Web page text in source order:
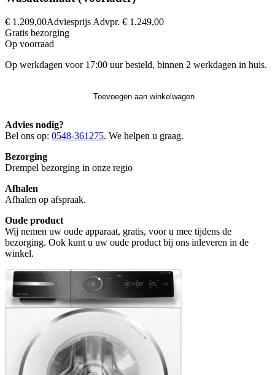
€ 1.209,00Adviesprijs Advpr. € 1.249,00
Gratis bezorging
Op voorraad
Op werkdagen voor 17:00 uur besteld, binnen 2 werkdagen in huis.
Toevoegen aan winkelwagen
Advies nodig?
Bel ons op: 0548-361275. We helpen u graag.
Bezorging
Drempel bezorging in onze regio
Afhalen
Afhalen op afspraak.
Oude product
Wij nemen uw oude apparaat, gratis, voor u mee tijdens de
bezorging. Ook kunt u uw oude product bij ons inleveren in de
winkel.